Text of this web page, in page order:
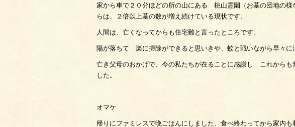
家から車で２０分ほどの所の山にある 桃山霊園（お墓の団地の
らは、２倍以上墓の数が増え続けている現状です。
人間は、亡くなってからも住宅難と言ったところです。
陽が落ちて 楽に掃除ができると思いきや、蚊と戦いながら早々に
亡き父母のおかげで、今の私たちが在ることに感謝し これからも
した。
オマケ
帰りにファミレスで晩ごはんにしました、食べ終わってから家内